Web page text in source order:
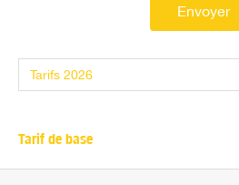
Envoyer
Tarif de base